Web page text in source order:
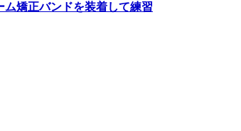
矯正バンドを装着して練習